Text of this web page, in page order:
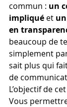
commun : un
impliqué et
en
beaucoup de
simplement
sait plus qui
de
L’objectif de
Vous